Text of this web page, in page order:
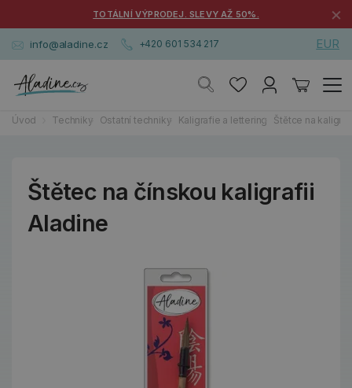
TOTÁLNÍ VÝPRODEJ. SLEVY AŽ 50%. ×
info@aladine.cz +420 601 534 217 EUR
Úvod Techniky Ostatní techniky Kaligrafie a lettering Štětce na
Štětec na čínskou kaligrafii
Aladine